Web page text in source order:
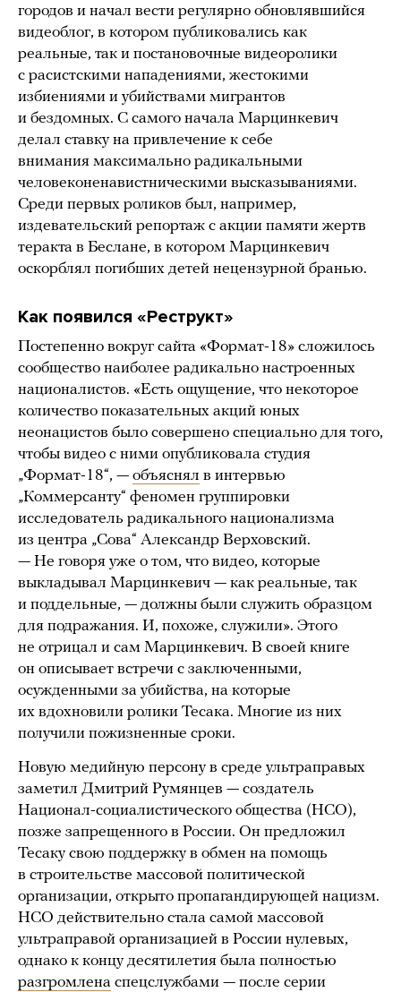
городов и начал вести регулярно обновлявшийся
видеоблог, в котором публиковались как
реальные, так и постановочные видеоролики
с расистскими нападениями, жестокими
избиениями и убийствами мигрантов
и бездомных. С самого начала Марцинкевич
делал ставку на привлечение к себе
внимания максимально радикальными
человеконенавистническими высказываниями.
Среди первых роликов был, например,
издевательский репортаж с акции памяти жертв
теракта в Беслане, в котором Марцинкевич
оскорблял погибших детей нецензурной бранью.
Как появился «Реструкт»
Постепенно вокруг сайта «Формат-18» сложилось
сообщество наиболее радикально настроенных
националистов. «Есть ощущение, что некоторое
количество показательных акций юных
неонацистов было совершено специально для того,
чтобы видео с ними опубликовала студия
„Формат-18“, — объяснял в интервью
„Коммерсанту“ феномен группировки
исследователь радикального национализма
из центра „Сова“ Александр Верховский.
— Не говоря уже о том, что видео, которые
выкладывал Марцинкевич — как реальные, так
и поддельные, — должны были служить образцом
для подражания. И, похоже, служили». Этого
не отрицал и сам Марцинкевич. В своей книге
он описывает встречи с заключенными,
осужденными за убийства, на которые
их вдохновили ролики Тесака. Многие из них
получили пожизненные сроки.
Новую медийную персону в среде ультраправых
заметил Дмитрий Румянцев — создатель
Национал-социалистического общества (НСО),
позже запрещенного в России. Он предложил
Тесаку свою поддержку в обмен на помощь
в строительстве массовой политической
организации, открыто пропагандирующей нацизм.
НСО действительно стала самой массовой
ультраправой организацией в России нулевых,
однако к концу десятилетия была полностью
разгромлена спецслужбами — после серии